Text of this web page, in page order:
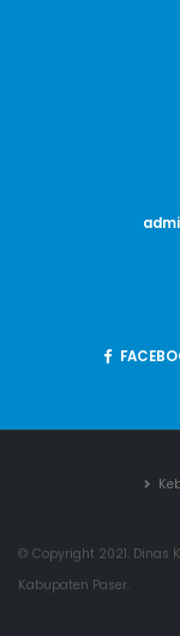
© Copyright 2021. Dinas
Kabupaten Paser.